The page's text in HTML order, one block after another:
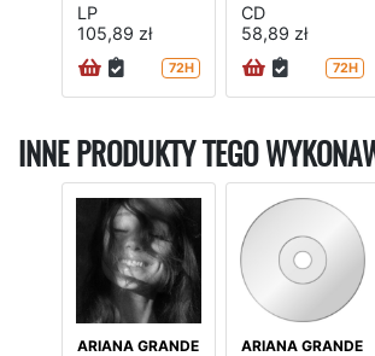
LP
105,89 zł
72H
CD
58,89 zł
72H
INNE PRODUKTY TEGO
ARIANA GRANDE
ARIANA GRANDE